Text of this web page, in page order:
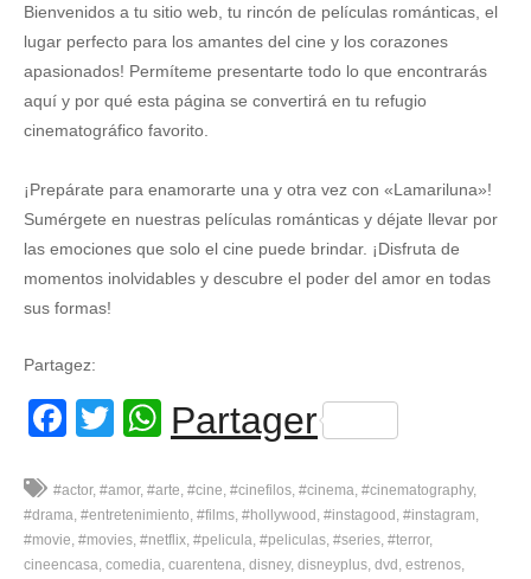
Bienvenidos a tu sitio web, tu rincón de películas románticas, el
lugar perfecto para los amantes del cine y los corazones
apasionados! Permíteme presentarte todo lo que encontrarás
aquí y por qué esta página se convertirá en tu refugio
cinematográfico favorito.
¡Prepárate para enamorarte una y otra vez con «Lamariluna»!
Sumérgete en nuestras películas románticas y déjate llevar por
las emociones que solo el cine puede brindar. ¡Disfruta de
momentos inolvidables y descubre el poder del amor en todas
sus formas!
Partagez:
Facebook
TwitterWhatsApp
Partager
#actor #amor #arte #cine #cinefilos #cinema #cinematography
#drama #entretenimiento #films #hollywood #instagood #instagram
#movie #movies #netflix #pelicula #peliculas #series #terror
cineencasa comedia cuarentena disney disneyplus dvd estrenos